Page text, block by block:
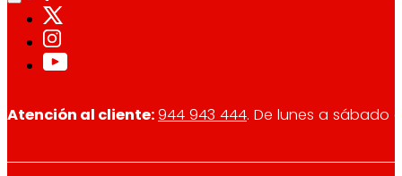
Atención al cliente:944 943 444. De lunes a sábado